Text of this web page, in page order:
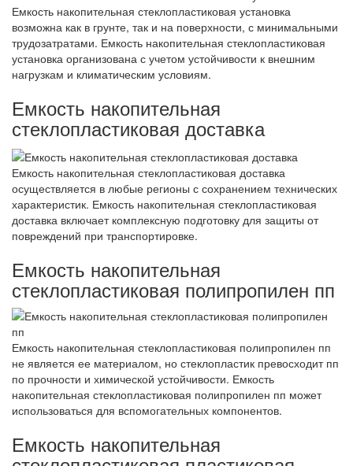
Емкость накопительная стеклопластиковая установка
возможна как в грунте, так и на поверхности, с минимальными
трудозатратами. Емкость накопительная стеклопластиковая
установка организована с учетом устойчивости к внешним
нагрузкам и климатическим условиям.
Емкость накопительная
стеклопластиковая доставка
Емкость накопительная стеклопластиковая доставка
осуществляется в любые регионы с сохранением технических
характеристик. Емкость накопительная стеклопластиковая
доставка включает комплексную подготовку для защиты от
повреждений при транспортировке.
Емкость накопительная
стеклопластиковая полипропилен пп
Емкость накопительная стеклопластиковая полипропилен пп
не является ее материалом, но стеклопластик превосходит пп
по прочности и химической устойчивости. Емкость
накопительная стеклопластиковая полипропилен пп может
использоваться для вспомогательных компонентов.
Емкость накопительная